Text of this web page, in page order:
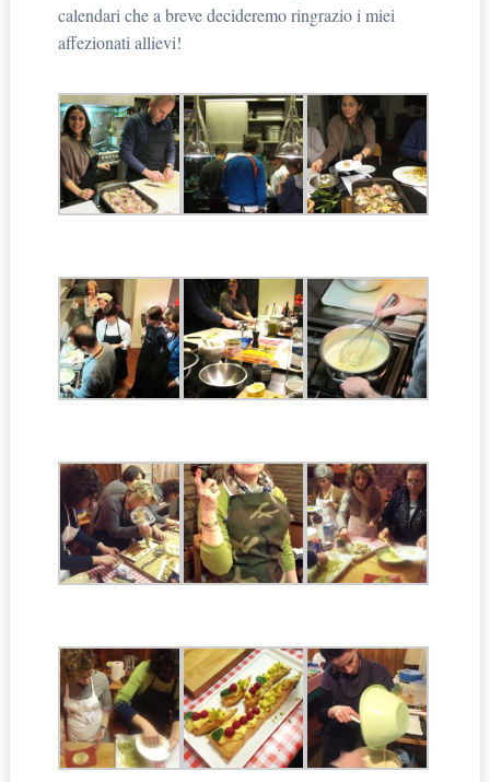
calendari che a breve decideremo ringrazio i miei
affezionati allievi!